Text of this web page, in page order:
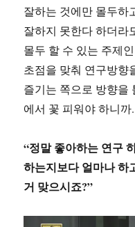
잘하는 것에만 몰두하
잘하지 못한다 하더라
몰두 할 수 있는 주제
초점을 맞춰 연구방향
즐기는 쪽으로 방향을
에서 꽃 피워야 하니까.
“정말 좋아하는 연구
하는지보다 얼마나 하
거 맞으시죠?”